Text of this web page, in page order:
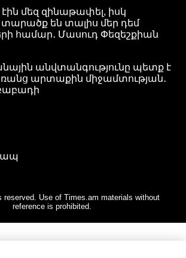
էին մեզ զինաթափել, իսկ
են տալիս մեր դեմ
համար․ Մասուդ Փեզեշքիան
անվտանգությունը պետք է
արտաքին միջամտության․
reserved. Use of Times.am materials without
reference is prohibited.